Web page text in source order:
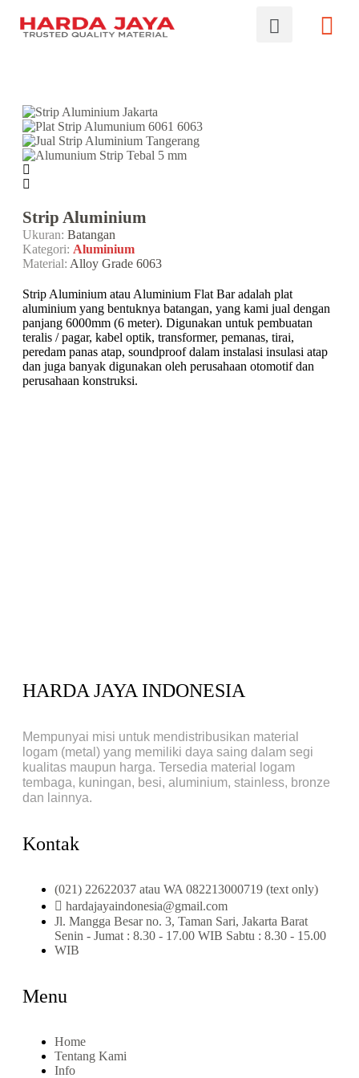
Strip Aluminium
Ukuran: Batangan
Kategori: Aluminium
Material: Alloy Grade 6063
Strip Aluminium atau Aluminium Flat Bar adalah plat
aluminium yang bentuknya batangan, yang kami jual dengan
panjang 6000mm (6 meter). Digunakan untuk pembuatan
teralis / pagar, kabel optik, transformer, pemanas, tirai,
peredam panas atap, soundproof dalam instalasi insulasi atap
dan juga banyak digunakan oleh perusahaan otomotif dan
perusahaan konstruksi.
HARDA JAYA INDONESIA
Mempunyai misi untuk mendistribusikan material
logam (metal) yang memiliki daya saing dalam segi
kualitas maupun harga. Tersedia material logam
tembaga, kuningan, besi, aluminium, stainless, bronze
dan lainnya.
Kontak
(021) 22622037 atau WA 082213000719 (text only)
hardajayaindonesia@gmail.com
Jl. Mangga Besar no. 3, Taman Sari, Jakarta Barat
Senin - Jumat : 8.30 - 17.00 WIB Sabtu : 8.30 - 15.00
WIB
Menu
Home
Tentang Kami
Info